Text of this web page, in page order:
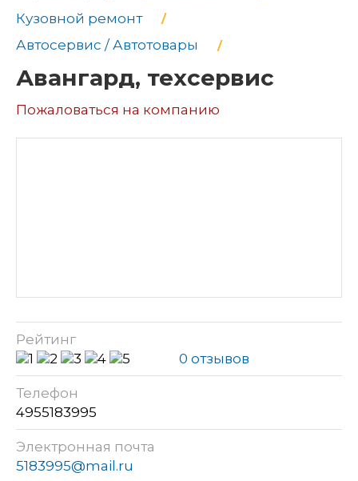
Кузовной ремонт
Автосервис / Автотовары
Авангард, техсервис
Пожаловаться на компанию
Рейтинг
0 отзывов
Телефон
4955183995
Электронная почта
5183995@mail.ru